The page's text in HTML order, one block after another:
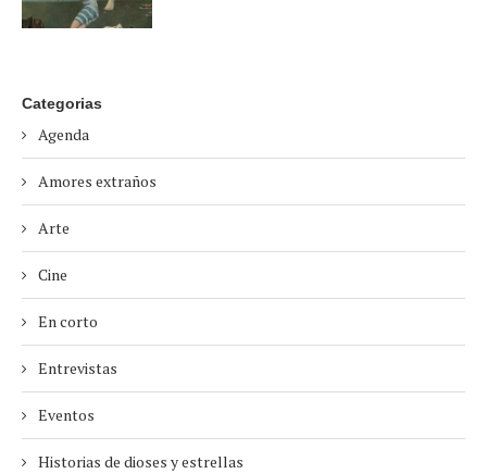
Categorias
Agenda
Amores extraños
Arte
Cine
En corto
Entrevistas
Eventos
Historias de dioses y estrellas